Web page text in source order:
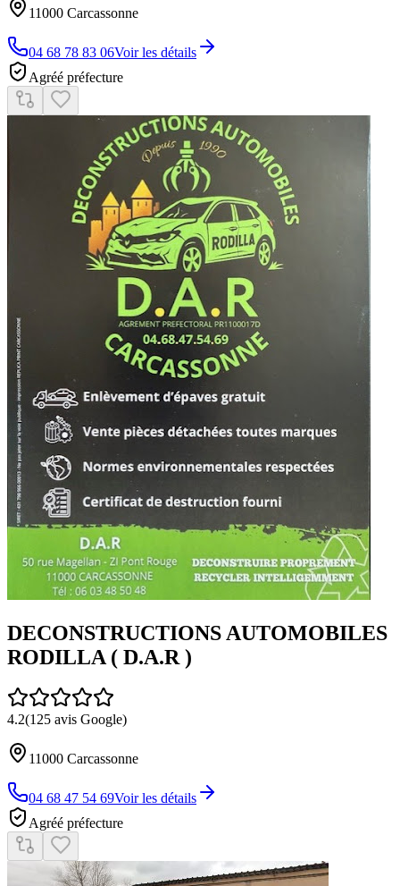
11000 Carcassonne
04 68 78 83 06Voir les détails
Agréé préfecture
DECONSTRUCTIONS AUTOMOBILES
RODILLA ( D.A.R )
4.2(125 avis Google)
11000 Carcassonne
04 68 47 54 69Voir les détails
Agréé préfecture